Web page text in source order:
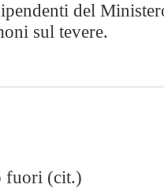
del
sul tevere.
fuori (cit.)